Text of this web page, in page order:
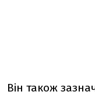
Він також